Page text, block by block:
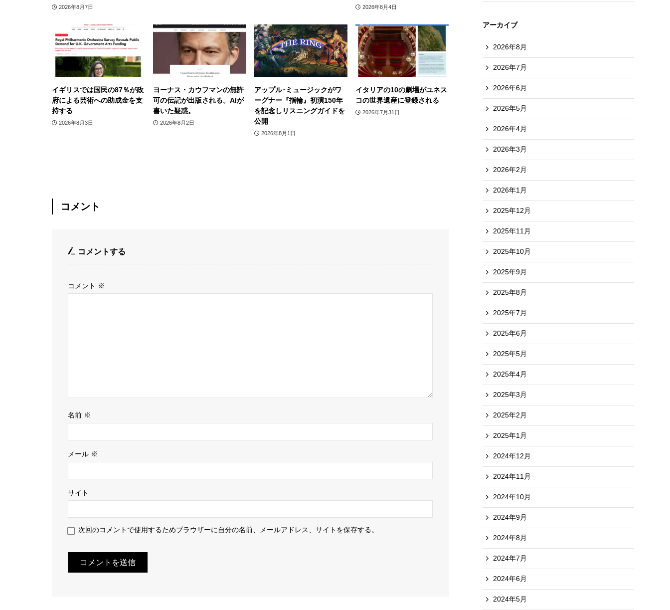
2026年8月7日 2026年8月4日
イギリスでは国民の87％が政
府による芸術への助成金を支
持する
2026年8月3日
ヨーナス・カウフマンの無許
可の伝記が出版される。AIが
書いた疑惑。
2026年8月2日
アップル･ミュージックがワ
ーグナー『指輪』初演150年
を記念しリスニングガイドを
公開
2026年8月1日
イタリアの10の劇場がユネス
コの世界遺産に登録される
2026年7月31日
コメント
コメントする
コメント ※
名前 ※
メール ※
サイト
次回のコメントで使用するためブラウザーに自分の名前、メールアドレス、サイトを保存する。
アーカイブ
2026年8月
2026年7月
2026年6月
2026年5月
2026年4月
2026年3月
2026年2月
2026年1月
2025年12月
2025年11月
2025年10月
2025年9月
2025年8月
2025年7月
2025年6月
2025年5月
2025年4月
2025年3月
2025年2月
2025年1月
2024年12月
2024年11月
2024年10月
2024年9月
2024年8月
2024年7月
2024年6月
2024年5月